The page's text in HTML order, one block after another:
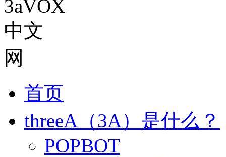
首页
threeA（3A）是什么？
POPBOT